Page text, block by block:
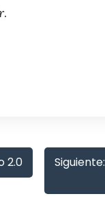
.
2.0 Siguiente: